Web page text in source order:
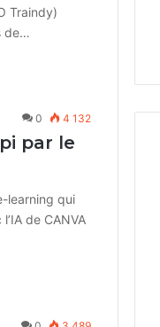
Traindy)
de…
0 4 132
par le
learning qui
de CANVA